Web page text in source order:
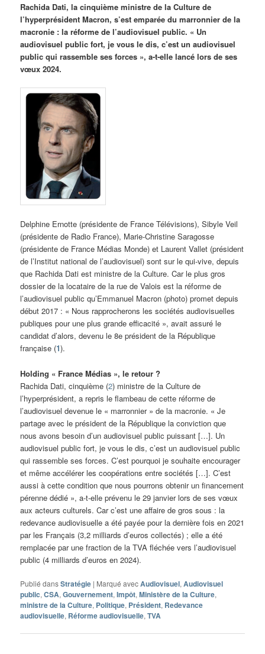
Rachida Dati, la cinquième ministre de la Culture de
l’hyperprésident Macron, s’est emparée du marronnier de la
macronie : la réforme de l’audiovisuel public. « Un
audiovisuel public fort, je vous le dis, c’est un audiovisuel
public qui rassemble ses forces », a-t-elle lancé lors de ses
vœux 2024.
Delphine Ernotte (présidente de France Télévisions), Sibyle Veil
(présidente de Radio France), Marie-Christine Saragosse
(présidente de France Médias Monde) et Laurent Vallet (président
de l’Institut national de l’audiovisuel) sont sur le qui-vive, depuis
que Rachida Dati est ministre de la Culture. Car le plus gros
dossier de la locataire de la rue de Valois est la réforme de
l’audiovisuel public qu’Emmanuel Macron (photo) promet depuis
début 2017 : « Nous rapprocherons les sociétés audiovisuelles
publiques pour une plus grande efficacité », avait assuré le
candidat d’alors, devenu le 8e président de la République
française (1).
Holding « France Médias », le retour ?
Rachida Dati, cinquième (2) ministre de la Culture de
l’hyperprésident, a repris le flambeau de cette réforme de
l’audiovisuel devenue le « marronnier » de la macronie. « Je
partage avec le président de la République la conviction que
nous avons besoin d’un audiovisuel public puissant […]. Un
audiovisuel public fort, je vous le dis, c’est un audiovisuel public
qui rassemble ses forces. C’est pourquoi je souhaite encourager
et même accélérer les coopérations entre sociétés […]. C’est
aussi à cette condition que nous pourrons obtenir un financement
pérenne dédié », a-t-elle prévenu le 29 janvier lors de ses vœux
aux acteurs culturels. Car c’est une affaire de gros sous : la
redevance audiovisuelle a été payée pour la dernière fois en 2021
par les Français (3,2 milliards d’euros collectés) ; elle a été
remplacée par une fraction de la TVA fléchée vers l’audiovisuel
public (4 milliards d’euros en 2024).
Publié dansStratégie | Marqué avecAudiovisuel,Audiovisuel
public,CSA,Gouvernement,Impôt,Ministère de la Culture,
ministre de la Culture, Politique, Président, Redevance
audiovisuelle, Réforme audiovisuelle,TVA